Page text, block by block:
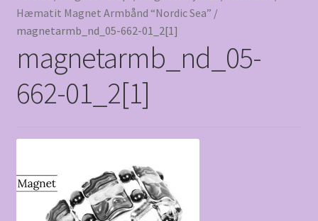
Hæmatit Magnet Armbånd “Nordic Sea” /
magnetarmb_nd_05-662-01_2[1]
magnetarmb_nd_05-
662-01_2[1]